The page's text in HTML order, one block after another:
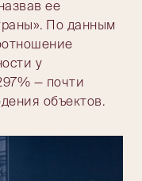
ее
По данным
у
— почти
объектов.